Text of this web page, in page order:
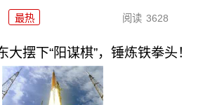
最热 阅读 3628
摆下“阳谋棋”，锤炼铁拳头！